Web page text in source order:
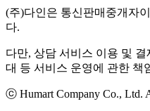
(주)다인은 통신판매중개자
다.
다만, 상담 서비스 이용 및
대 등 서비스 운영에 관한 책
ⓒ Humart Company Co., Ltd.